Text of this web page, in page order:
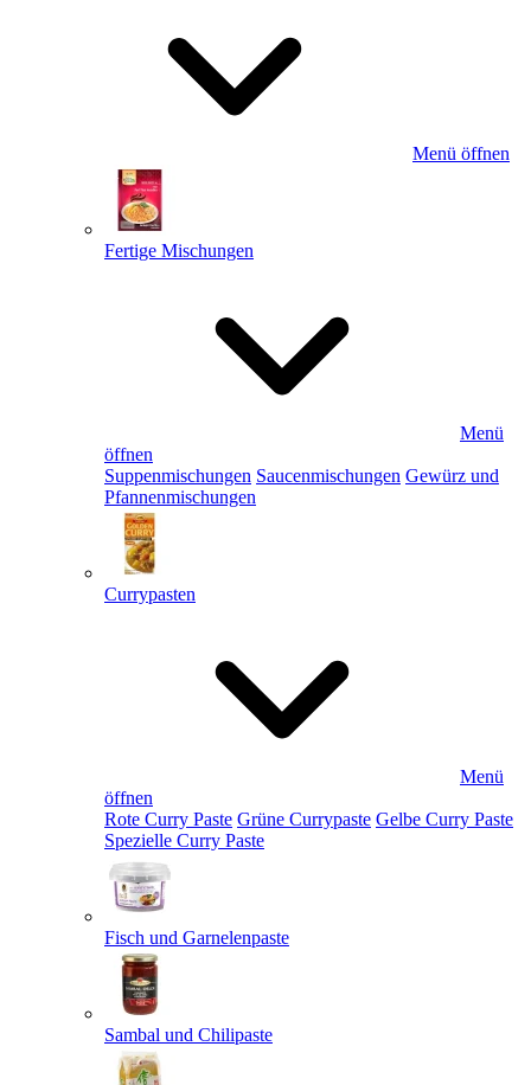
Menü öffnen
Fertige Mischungen
Menü
öffnen
Suppenmischungen Saucenmischungen Gewürz und
Pfannenmischungen
Currypasten
Menü
öffnen
Rote Curry Paste Grüne Currypaste Gelbe Curry Paste
Spezielle Curry Paste
Fisch und Garnelenpaste
Sambal und Chilipaste